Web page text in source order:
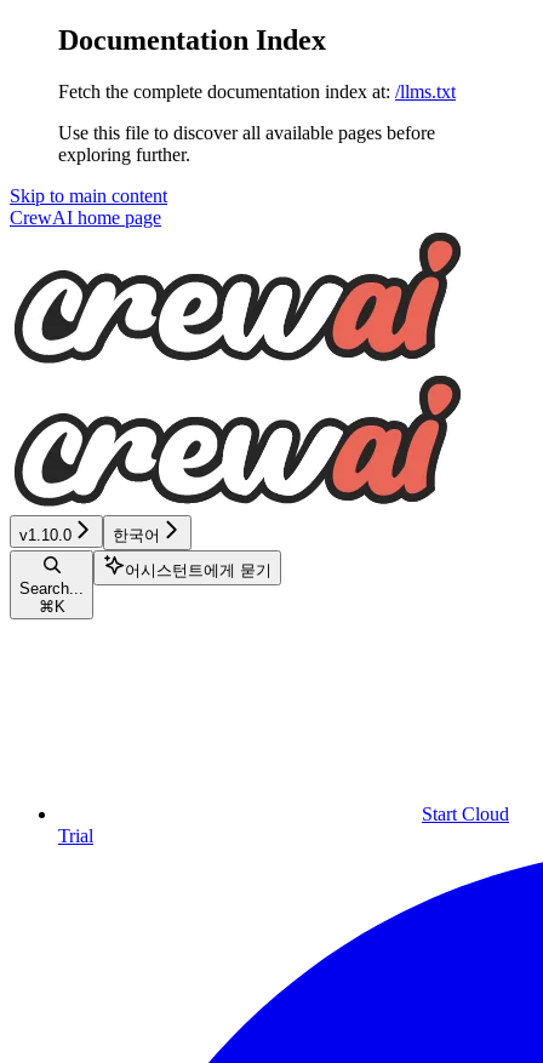
Documentation Index
Fetch the complete documentation index at: /llms.txt
Use this file to discover all available pages before
exploring further.
Skip to main content
CrewAI home page
v1.10.0 한국어
Search...
⌘ K
어시스턴트에게 묻기
Start Cloud
Trial